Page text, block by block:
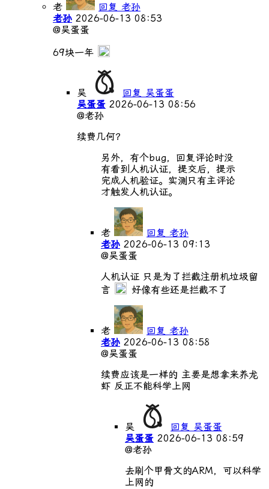
老
回复 老孙
老孙 2026-06-13 08:53
@吴蛋蛋
69块一年
吴
回复 吴蛋蛋
吴蛋蛋 2026-06-13 08:56
@老孙
续费几何？
另外，有个bug，回复评论时没
有看到人机认证，提交后，提示
完成人机验证。实测只有主评论
才触发人机认证。
老
回复 老孙
老孙 2026-06-13 09:13
@吴蛋蛋
人机认证 只是为了拦截注册机垃圾留
言
好像有些还是拦截不了
老
回复 老孙
老孙 2026-06-13 08:58
@吴蛋蛋
续费应该是一样的 主要是想拿来养龙
虾 反正不能科学上网
吴
回复 吴蛋蛋
吴蛋蛋 2026-06-13 08:59
@老孙
去刷个甲骨文的ARM，可以科学
上网的